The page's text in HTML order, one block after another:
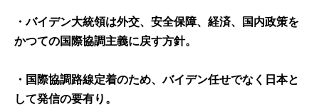
・バイデン大統領は外交、安全保障、経済、国内政策を
かつての国際協調主義に戻す方針。
・国際協調路線定着のため、バイデン任せでなく日本と
して発信の要有り。